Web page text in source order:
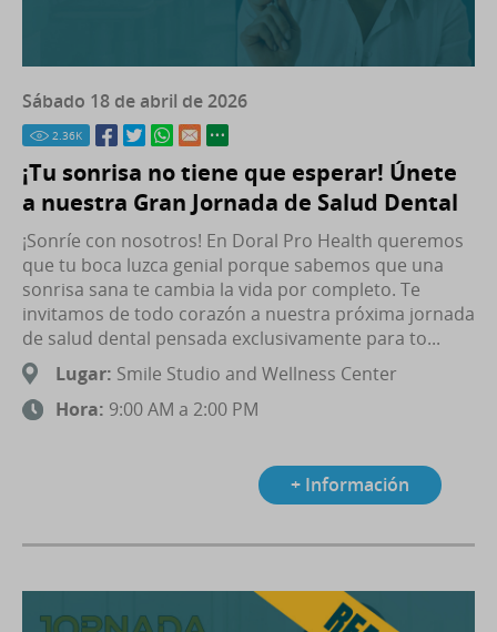
Sábado 18 de abril de 2026
2.36K
¡Tu sonrisa no tiene que esperar! Únete
a nuestra Gran Jornada de Salud Dental
¡Sonríe con nosotros! En Doral Pro Health queremos
que tu boca luzca genial porque sabemos que una
sonrisa sana te cambia la vida por completo. Te
invitamos de todo corazón a nuestra próxima jornada
de salud dental pensada exclusivamente para to...
Lugar: Smile Studio and Wellness Center
Hora: 9:00 AM a 2:00 PM
+ Información